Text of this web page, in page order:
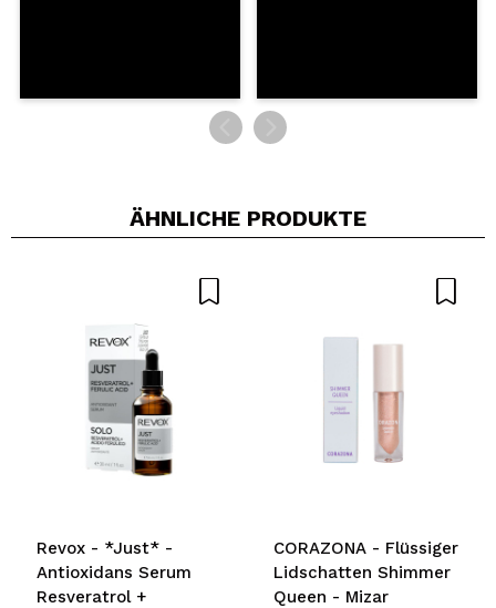
ÄHNLICHE PRODUKTE
Revox - *Just* -
Antioxidans Serum
Resveratrol +
CORAZONA - Flüssiger
Lidschatten Shimmer
Queen - Mizar